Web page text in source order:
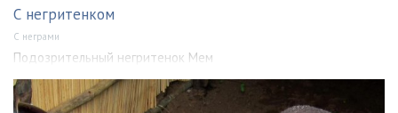
С негритенком
С неграми
Подозрительный негритенок Мем